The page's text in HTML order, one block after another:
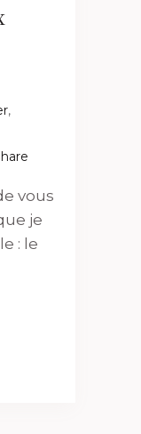
,
vous
je
: le